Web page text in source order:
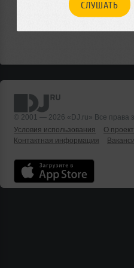
СЛУШАТЬ
© 2001 — 2026 «DJ.ru» Все права
Условия использования
О
Контактная информация